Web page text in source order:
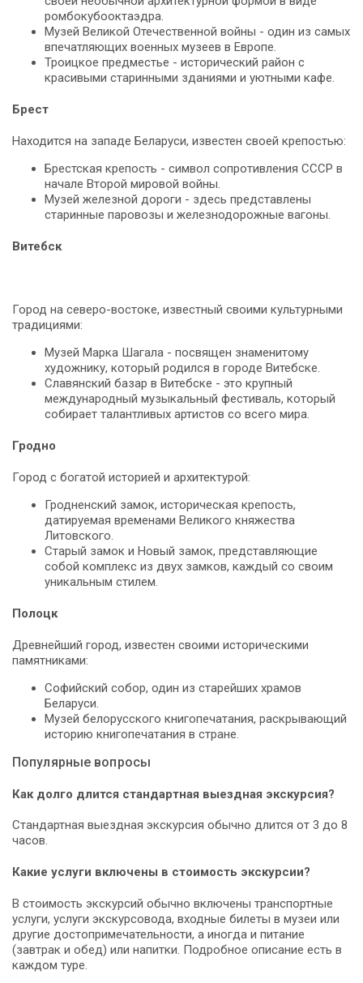
ромбокубооктаэдра.
Музей Великой Отечественной войны - один из самых
впечатляющих военных музеев в Европе.
Троицкое предместье - исторический район с
красивыми старинными зданиями и уютными кафе.
Брест
Находится на западе Беларуси, известен своей крепостью:
Брестская крепость - символ сопротивления СССР в
начале Второй мировой войны.
Музей железной дороги - здесь представлены
старинные паровозы и железнодорожные вагоны.
Витебск
Город на северо-востоке, известный своими культурными
традициями:
Музей Марка Шагала - посвящен знаменитому
художнику, который родился в городе Витебске.
Славянский базар в Витебске - это крупный
международный музыкальный фестиваль, который
собирает талантливых артистов со всего мира.
Гродно
Город с богатой историей и архитектурой:
Гродненский замок, историческая крепость,
датируемая временами Великого княжества
Литовского.
Старый замок и Новый замок, представляющие
собой комплекс из двух замков, каждый со своим
уникальным стилем.
Полоцк
Древнейший город, известен своими историческими
памятниками:
Софийский собор, один из старейших храмов
Беларуси.
Музей белорусского книгопечатания, раскрывающий
историю книгопечатания в стране.
Популярные вопросы
Как долго длится стандартная выездная экскурсия?
Стандартная выездная экскурсия обычно длится от 3 до 8
часов.
Какие услуги включены в стоимость экскурсии?
В стоимость экскурсий обычно включены транспортные
услуги, услуги экскурсовода, входные билеты в музеи или
другие достопримечательности, а иногда и питание
(завтрак и обед) или напитки. Подробное описание есть в
каждом туре.